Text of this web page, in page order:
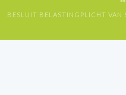
BESLUIT BELASTINGPLICHT VAN